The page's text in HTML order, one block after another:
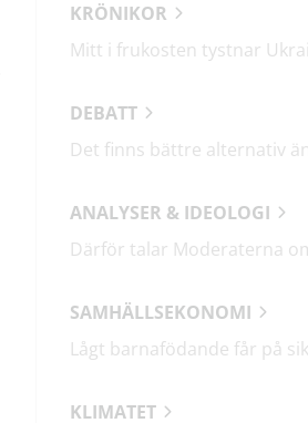
KRÖNIKOR
Mitt i frukosten tystnar
DEBATT
ANALYSER & IDEOLOGI
SAMHÄLLSEKONOMI
KLIMATET